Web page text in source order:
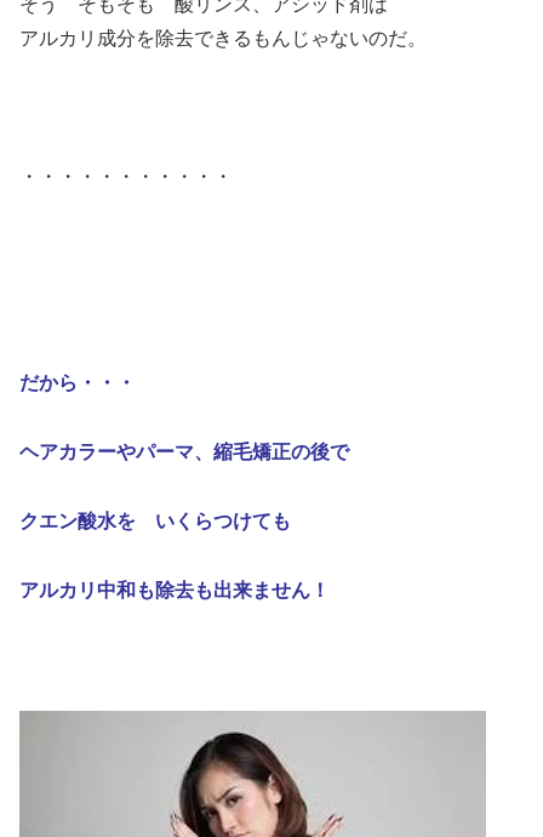
そう そもそも 酸リンス、アシッド剤は
アルカリ成分を除去できるもんじゃないのだ。
・・・・・・・・・・・
だから・・・
ヘアカラーやパーマ、縮毛矯正の後で
クエン酸水を いくらつけても
アルカリ中和も除去も出来ません！